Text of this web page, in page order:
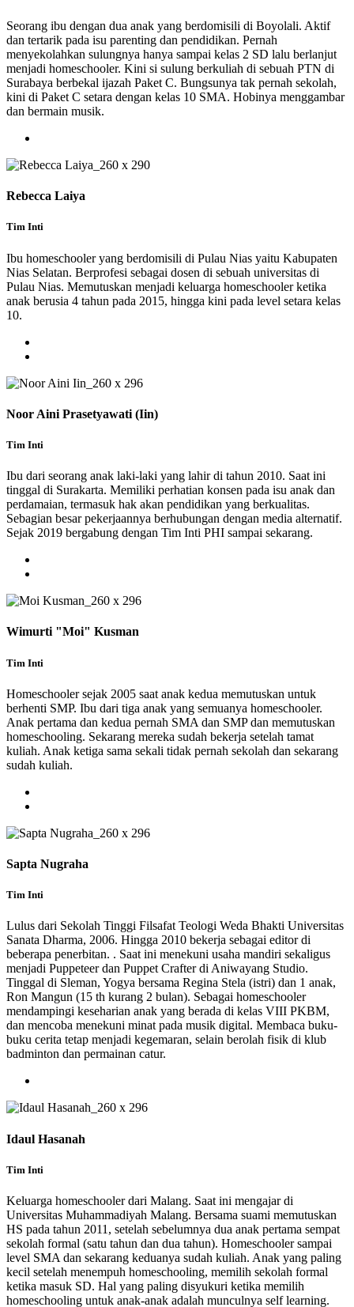
Seorang ibu dengan dua anak yang berdomisili di Boyolali. Aktif
dan tertarik pada isu parenting dan pendidikan. Pernah
menyekolahkan sulungnya hanya sampai kelas 2 SD lalu berlanjut
menjadi homeschooler. Kini si sulung berkuliah di sebuah PTN di
Surabaya berbekal ijazah Paket C. Bungsunya tak pernah sekolah,
kini di Paket C setara dengan kelas 10 SMA. Hobinya menggambar
dan bermain musik.
Rebecca Laiya
Tim Inti
Ibu homeschooler yang berdomisili di Pulau Nias yaitu Kabupaten
Nias Selatan. Berprofesi sebagai dosen di sebuah universitas di
Pulau Nias. Memutuskan menjadi keluarga homeschooler ketika
anak berusia 4 tahun pada 2015, hingga kini pada level setara kelas
10.
Noor Aini Prasetyawati (Iin)
Tim Inti
Ibu dari seorang anak laki-laki yang lahir di tahun 2010. Saat ini
tinggal di Surakarta. Memiliki perhatian konsen pada isu anak dan
perdamaian, termasuk hak akan pendidikan yang berkualitas.
Sebagian besar pekerjaannya berhubungan dengan media alternatif.
Sejak 2019 bergabung dengan Tim Inti PHI sampai sekarang.
Wimurti "Moi" Kusman
Tim Inti
Homeschooler sejak 2005 saat anak kedua memutuskan untuk
berhenti SMP. Ibu dari tiga anak yang semuanya homeschooler.
Anak pertama dan kedua pernah SMA dan SMP dan memutuskan
homeschooling. Sekarang mereka sudah bekerja setelah tamat
kuliah. Anak ketiga sama sekali tidak pernah sekolah dan sekarang
sudah kuliah.
Sapta Nugraha
Tim Inti
Lulus dari Sekolah Tinggi Filsafat Teologi Weda Bhakti Universitas
Sanata Dharma, 2006. Hingga 2010 bekerja sebagai editor di
beberapa penerbitan. . Saat ini menekuni usaha mandiri sekaligus
menjadi Puppeteer dan Puppet Crafter di Aniwayang Studio.
Tinggal di Sleman, Yogya bersama Regina Stela (istri) dan 1 anak,
Ron Mangun (15 th kurang 2 bulan). Sebagai homeschooler
mendampingi keseharian anak yang berada di kelas VIII PKBM,
dan mencoba menekuni minat pada musik digital. Membaca buku-
buku cerita tetap menjadi kegemaran, selain berolah fisik di klub
badminton dan permainan catur.
Idaul Hasanah
Tim Inti
Keluarga homeschooler dari Malang. Saat ini mengajar di
Universitas Muhammadiyah Malang. Bersama suami memutuskan
HS pada tahun 2011, setelah sebelumnya dua anak pertama sempat
sekolah formal (satu tahun dan dua tahun). Homeschooler sampai
level SMA dan sekarang keduanya sudah kuliah. Anak yang paling
kecil setelah menempuh homeschooling, memilih sekolah formal
ketika masuk SD. Hal yang paling disyukuri ketika memilih
homeschooling untuk anak-anak adalah munculnya self learning.